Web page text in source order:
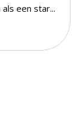
een star...